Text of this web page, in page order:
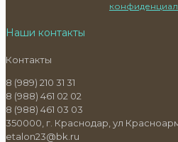
Наши контакты
Контакты
8 (989) 210 31 31
8 (988) 461 02 02
8 (988) 461 03 03
350000, г. Краснодар, ул
etalon23@bk.ru